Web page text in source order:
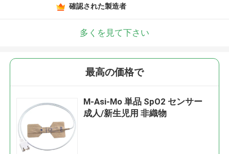
確認された製造者
多くを見て下さい
最高の価格で
M-Asi-Mo 単品 SpO2 センサー
成人/新生児用 非織物